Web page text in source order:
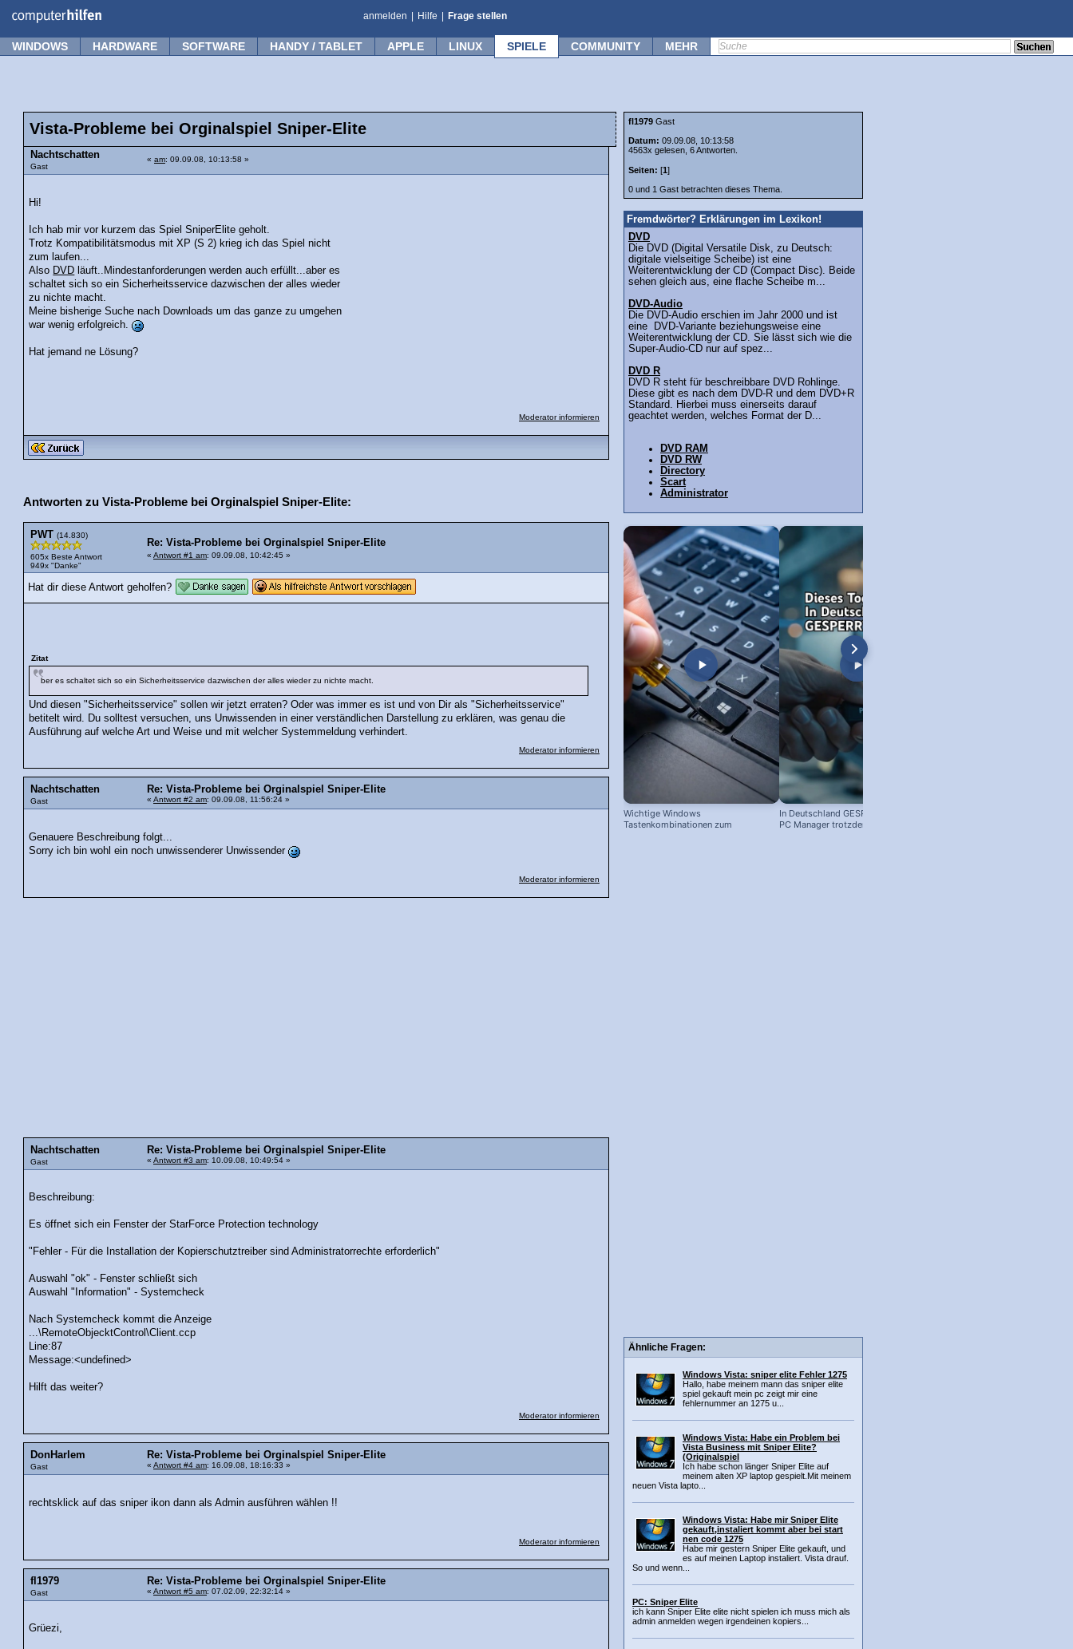
anmelden Hilfe Frage stellen
WINDOWS HARDWARE SOFTWARE HANDY / TABLET APPLE LINUX SPIELE COMMUNITY MEHR
Vista-Probleme bei Orginalspiel Sniper-Elite
Nachtschatten
Gast
« am: 09.09.08, 10:13:58 »
Hi!
Ich hab mir vor kurzem das Spiel SniperElite geholt.
Trotz Kompatibilitätsmodus mit XP (S 2) krieg ich das Spiel nicht
zum laufen...
Also DVD läuft..Mindestanforderungen werden auch erfüllt...aber es
schaltet sich so ein Sicherheitsservice dazwischen der alles wieder
zu nichte macht.
Meine bisherige Suche nach Downloads um das ganze zu umgehen
war wenig erfolgreich.
Hat jemand ne Lösung?
Moderator informieren
Antworten zu Vista-Probleme bei Orginalspiel Sniper-Elite:
PWT (14.830)
605x Beste Antwort
949x "Danke"
Re: Vista-Probleme bei Orginalspiel Sniper-Elite
« Antwort #1 am: 09.09.08, 10:42:45 »
Hat dir diese Antwort geholfen?
Zitat
ber es schaltet sich so ein Sicherheitsservice dazwischen der alles wieder zu nichte macht.
Und diesen "Sicherheitsservice" sollen wir jetzt erraten? Oder was immer es ist und von Dir als "Sicherheitsservice"
betitelt wird. Du solltest versuchen, uns Unwissenden in einer verständlichen Darstellung zu erklären, was genau die
Ausführung auf welche Art und Weise und mit welcher Systemmeldung verhindert.
Moderator informieren
Nachtschatten
Gast
Re: Vista-Probleme bei Orginalspiel Sniper-Elite
« Antwort #2 am: 09.09.08, 11:56:24 »
Genauere Beschreibung folgt...
Sorry ich bin wohl ein noch unwissenderer Unwissender
Moderator informieren
Nachtschatten
Gast
Re: Vista-Probleme bei Orginalspiel Sniper-Elite
« Antwort #3 am: 10.09.08, 10:49:54 »
Beschreibung:
Es öffnet sich ein Fenster der StarForce Protection technology
"Fehler - Für die Installation der Kopierschutztreiber sind Administratorrechte erforderlich"
Auswahl "ok" - Fenster schließt sich
Auswahl "Information" - Systemcheck
Nach Systemcheck kommt die Anzeige
...\RemoteObjecktControl\Client.ccp
Line:87
Message:<undefined>
Hilft das weiter?
Moderator informieren
DonHarlem
Gast
Re: Vista-Probleme bei Orginalspiel Sniper-Elite
« Antwort #4 am: 16.09.08, 18:16:33 »
rechtsklick auf das sniper ikon dann als Admin ausführen wählen !!
Moderator informieren
fl1979
Gast
Re: Vista-Probleme bei Orginalspiel Sniper-Elite
« Antwort #5 am: 07.02.09, 22:32:14 »
Grüezi,
fl1979 Gast
Datum: 09.09.08, 10:13:58
4563x gelesen, 6 Antworten.
Seiten: [1]
0 und 1 Gast betrachten dieses Thema.
Fremdwörter? Erklärungen im Lexikon!
DVD
Die DVD (Digital Versatile Disk, zu Deutsch:
digitale vielseitige Scheibe) ist eine
Weiterentwicklung der CD (Compact Disc). Beide
sehen gleich aus, eine flache Scheibe m...
DVD-Audio
Die DVD-Audio erschien im Jahr 2000 und ist
eine DVD-Variante beziehungsweise eine
Weiterentwicklung der CD. Sie lässt sich wie die
Super-Audio-CD nur auf spez...
DVD R
DVD R steht für beschreibbare DVD Rohlinge.
Diese gibt es nach dem DVD-R und dem DVD+R
Standard. Hierbei muss einerseits darauf
geachtet werden, welches Format der D...
DVD RAM
DVD RW
Directory
Scart
Administrator
Wichtige Windows
Tastenkombinationen zum
In Deutschland GESPERRT: Microsoft
PC Manager trotzdem installieren
Ähnliche Fragen:
Windows Vista: sniper elite Fehler 1275
Hallo, habe meinem mann das sniper elite
spiel gekauft mein pc zeigt mir eine
fehlernummer an 1275 u...
Windows Vista: Habe ein Problem bei
Vista Business mit Sniper Elite?
(Originalspiel
Ich habe schon länger Sniper Elite auf
meinem alten XP laptop gespielt.Mit meinem
neuen Vista lapto...
Windows Vista: Habe mir Sniper Elite
gekauft,instaliert kommt aber bei start
nen code 1275
Habe mir gestern Sniper Elite gekauft, und
es auf meinen Laptop instaliert. Vista drauf.
So und wenn...
PC: Sniper Elite
ich kann Sniper Elite elite nicht spielen ich muss mich als
admin anmelden wegen irgendeinen kopiers...